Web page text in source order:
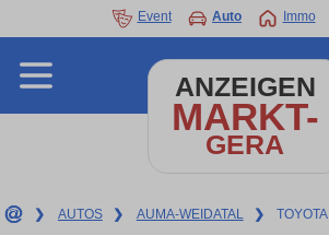
Event Auto Immo
ANZEIGEN
MARKT-
GERA
❯ AUTOS ❯ AUMA-WEIDATAL ❯ TOYOTA